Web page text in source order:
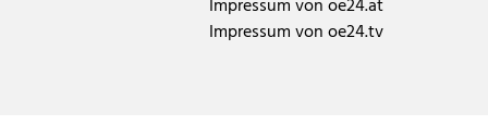
Impressum von oe24.at
Impressum von oe24.tv